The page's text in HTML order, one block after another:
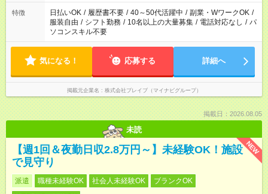
特徴 日払いOK / 履歴書不要 / 40～50代活躍中 / 副業・WワークOK /
服装自由 / シフト勤務 / 10名以上の大量募集 / 電話対応なし / パ
ソコンスキル不要
気になる！ 応募する 詳細へ
掲載元企業名 株式会社ブレイブ（マイナビグループ）
掲載日：2026.08.05
未読
NEW
【週1回＆夜勤日収2.8万円～】未経験OK！施設
で見守り
派遣 職種未経験OK 社会人未経験OK
ブランクOK